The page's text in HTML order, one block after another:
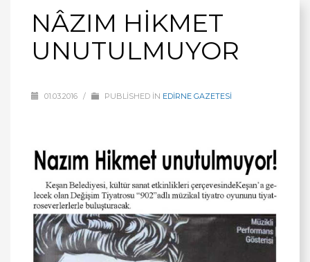
NÂZIM HİKMET
UNUTULMUYOR
01.03.2016 / PUBLISHED IN EDİRNE GAZETESİ